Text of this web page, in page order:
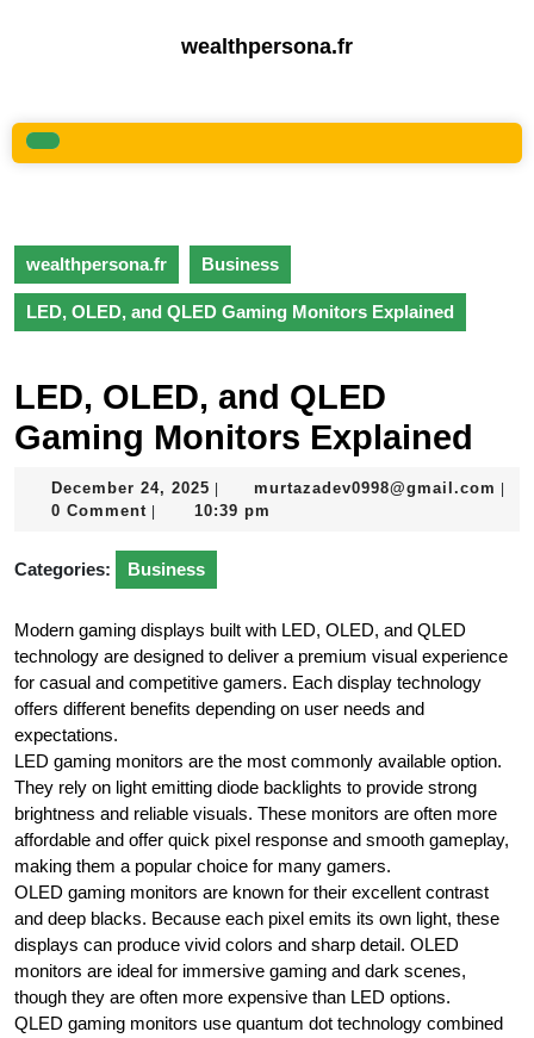
wealthpersona.fr
Open
wealthpersona.fr Business
LED, OLED, and QLED Gaming Monitors Explained
LED, OLED, and QLED
Gaming Monitors Explained
December 24, 2025 December
24,
murtazadev0998@gmail.com
0 Comment 10:39 pm
Categories: Business
Modern gaming displays built with LED, OLED, and QLED
technology are designed to deliver a premium visual experience
for casual and competitive gamers. Each display technology
offers different benefits depending on user needs and
expectations.
LED gaming monitors are the most commonly available option.
They rely on light emitting diode backlights to provide strong
brightness and reliable visuals. These monitors are often more
affordable and offer quick pixel response and smooth gameplay,
making them a popular choice for many gamers.
OLED gaming monitors are known for their excellent contrast
and deep blacks. Because each pixel emits its own light, these
displays can produce vivid colors and sharp detail. OLED
monitors are ideal for immersive gaming and dark scenes,
though they are often more expensive than LED options.
QLED gaming monitors use quantum dot technology combined